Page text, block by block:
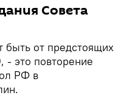
Совета
быть от предстоящих
- это повторение
РФ в